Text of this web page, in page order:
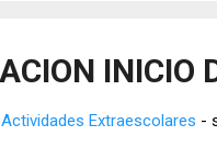
INICIO
Extraescolares -